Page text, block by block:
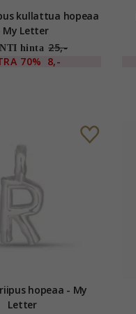
My Letter
hinta 25,-
70% 8,-
- My
Letter